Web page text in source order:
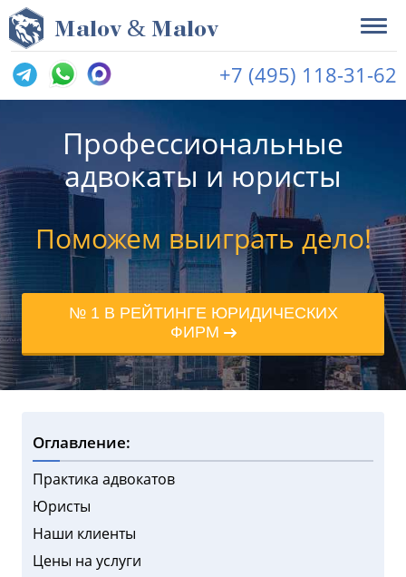
Malov & Malov
+7 (495) 118-31-62
Профессиональные
адвокаты и юристы
Поможем выиграть дело!
№ 1 В РЕЙТИНГЕ ЮРИДИЧЕСКИХ
ФИРМ
Оглавление:
Практика адвокатов
Юристы
Наши клиенты
Цены на услуги